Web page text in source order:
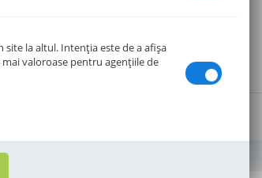
la altul. Intenţia este de a afişa
valoroase pentru agenţiile de